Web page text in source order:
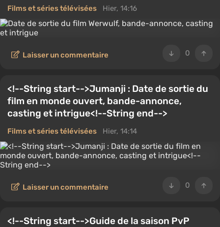
Films et séries télévisées Hier, 14:16
0
Laisser un commentaire
<!--String start-->Jumanji : Date de sortie du
film en monde ouvert, bande-annonce,
casting et intrigue<!--String end-->
Films et séries télévisées Hier, 14:14
0
Laisser un commentaire
<!--String start-->Guide de la saison PvP